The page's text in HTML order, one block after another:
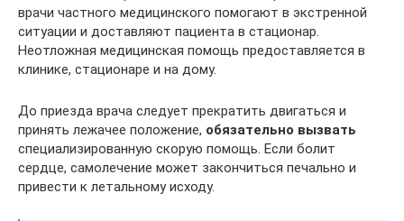
врачи частного медицинского помогают в экстренной
ситуации и доставляют пациента в стационар.
Неотложная медицинская помощь предоставляется в
клинике, стационаре и на дому.
До приезда врача следует прекратить двигаться и
принять лежачее положение, обязательно вызвать
специализированную скорую помощь. Если болит
сердце, самолечение может закончиться печально и
привести к летальному исходу.